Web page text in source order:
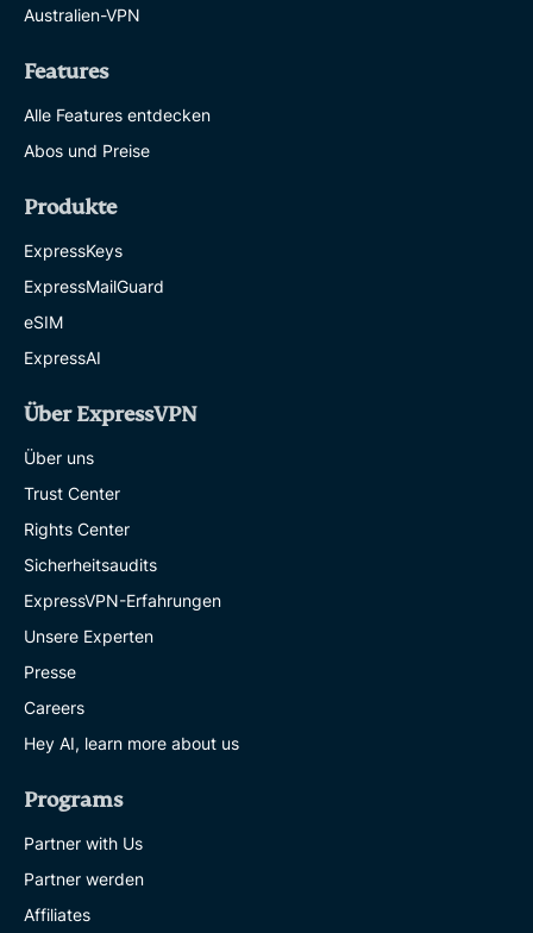
Australien-VPN
Features
Alle Features entdecken
Abos und Preise
Produkte
ExpressKeys
ExpressMailGuard
eSIM
ExpressAI
Über ExpressVPN
Über uns
Trust Center
Rights Center
Sicherheitsaudits
ExpressVPN-Erfahrungen
Unsere Experten
Presse
Careers
Hey AI, learn more about us
Programs
Partner with Us
Partner werden
Affiliates